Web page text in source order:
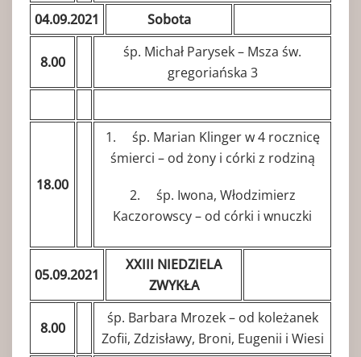
04.09.2021 Sobota
8.00
śp. Michał Parysek – Msza św.
gregoriańska 3
18.00
1. śp. Marian Klinger w 4 rocznicę
śmierci – od żony i córki z rodziną
2. śp. Iwona, Włodzimierz
Kaczorowscy – od córki i wnuczki
05.09.2021
XXIII NIEDZIELA
ZWYKŁA
8.00
śp. Barbara Mrozek – od koleżanek
Zofii, Zdzisławy, Broni, Eugenii i Wiesi